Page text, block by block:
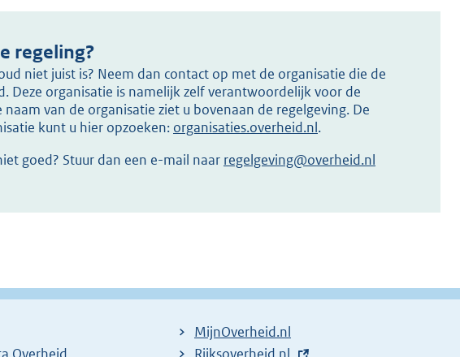
regeling?
niet juist is? Neem dan contact op met de organisatie die de
Deze organisatie is namelijk zelf verantwoordelijk voor de
van de organisatie ziet u bovenaan de regelgeving. De
kunt u hier opzoeken: organisaties.overheid.nl.
goed? Stuur dan een e-mail naar regelgeving@overheid.nl
MijnOverheid.nl